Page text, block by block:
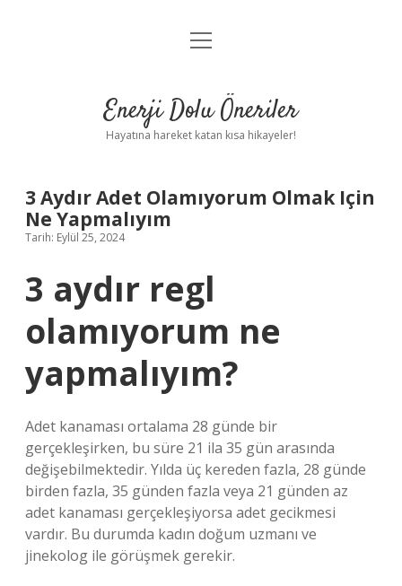
Anasayfa
Yasal Uyarı
menüyü
Enerji Dolu Öneriler
Hayatına hareket katan kısa hikayeler!
3 Aydır Adet Olamıyorum Olmak Için
Ne Yapmalıyım
Tarih: Eylül 25, 2024
3 aydır regl
olamıyorum ne
yapmalıyım?
Adet kanaması ortalama 28 günde bir
gerçekleşirken, bu süre 21 ila 35 gün arasında
değişebilmektedir. Yılda üç kereden fazla, 28 günde
birden fazla, 35 günden fazla veya 21 günden az
adet kanaması gerçekleşiyorsa adet gecikmesi
vardır. Bu durumda kadın doğum uzmanı ve
jinekolog ile görüşmek gerekir.